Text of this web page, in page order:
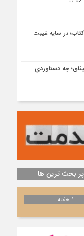
در سایه غیبت
چه دستاوردی
پر بحث ترین ها
1 هفته